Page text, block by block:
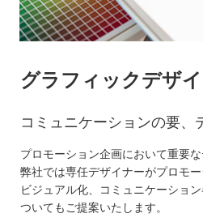
グラフィックデザ
コミュニケーションの要、
プロモーション企画において重要な
弊社では専任デザイナーがプロモ
ビジュアル化、コミュニケーショ
ついてもご提案いたします。